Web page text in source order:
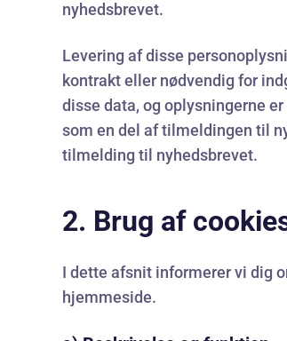
nyhedsbrevet.
Levering af disse
kontrakt eller nødvendig for
disse data, og oplysningerne
som en del af tilmeldingen til
tilmelding til nyhedsbrevet.
2. Brug af
I dette afsnit informerer vi dig
hjemmeside.